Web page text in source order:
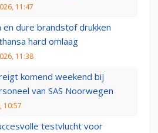
11:47
en dure brandstof drukken
hard omlaag
11:38
komend weekend bij
van SAS Noorwegen
10:57
testvlucht voor